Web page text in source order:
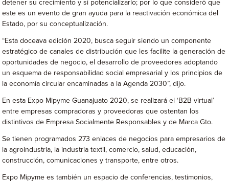
detener su crecimiento y sí potencializarlo; por lo que consideró que
este es un evento de gran ayuda para la reactivación económica del
Estado, por su conceptualización.
“Esta doceava edición 2020, busca seguir siendo un componente
estratégico de canales de distribución que les facilite la generación de
oportunidades de negocio, el desarrollo de proveedores adoptando
un esquema de responsabilidad social empresarial y los principios de
la economía circular encaminadas a la Agenda 2030”, dijo.
En esta Expo Mipyme Guanajuato 2020, se realizará el ‘B2B virtual’
entre empresas compradoras y proveedoras que ostentan los
distintivos de Empresa Socialmente Responsables y de Marca Gto.
Se tienen programados 273 enlaces de negocios para empresarios de
la agroindustria, la industria textil, comercio, salud, educación,
construcción, comunicaciones y transporte, entre otros.
Expo Mipyme es también un espacio de conferencias, testimonios,